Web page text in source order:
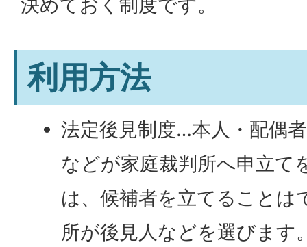
決めておく制度です。
利用方法
法定後見制度…本人・配偶
などが家庭裁判所へ申立て
は、候補者を立てることは
所が後見人などを選びます